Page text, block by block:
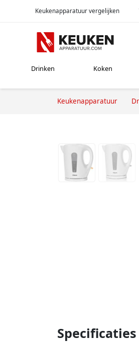
Keukenapparatuur vergelijken
Drinken Koken
Keukenapparatuur
Specificaties